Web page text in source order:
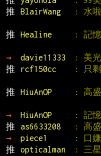
推
BlairWang
: 水
推
Healine
: 記
→
davie11333 : 美光
推
rcf150cc
: 只剩
推
HiuAnOP
: 高盛
→
HiuAnOP : 記憶
推
as6633208 : 高
→
piece1 : 口
推
opticalman
: 三